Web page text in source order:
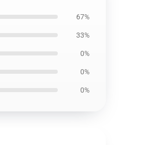
67%
33%
0%
0%
0%